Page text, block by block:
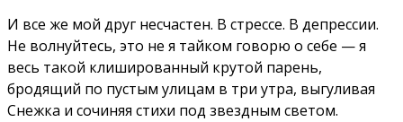
И все же мой друг несчастен. В стрессе. В депрессии.
Не волнуйтесь, это не я тайком говорю о себе — я
весь такой клишированный крутой парень,
бродящий по пустым улицам в три утра, выгуливая
Снежка и сочиняя стихи под звездным светом.